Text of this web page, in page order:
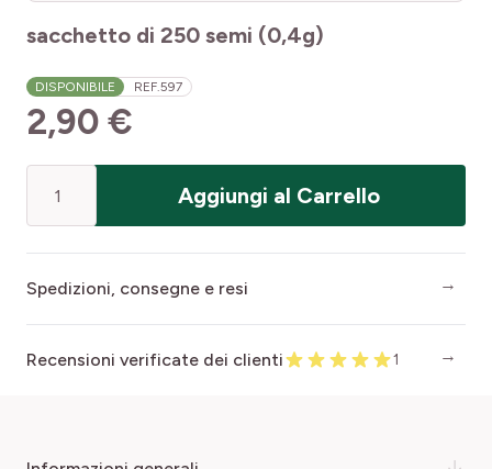
sacchetto di 250 semi (0,4g)
DISPONIBILE REF.597
2,90 €
Aggiungi al Carrello
Spedizioni, consegne e resi
Recensioni verificate dei clienti 1